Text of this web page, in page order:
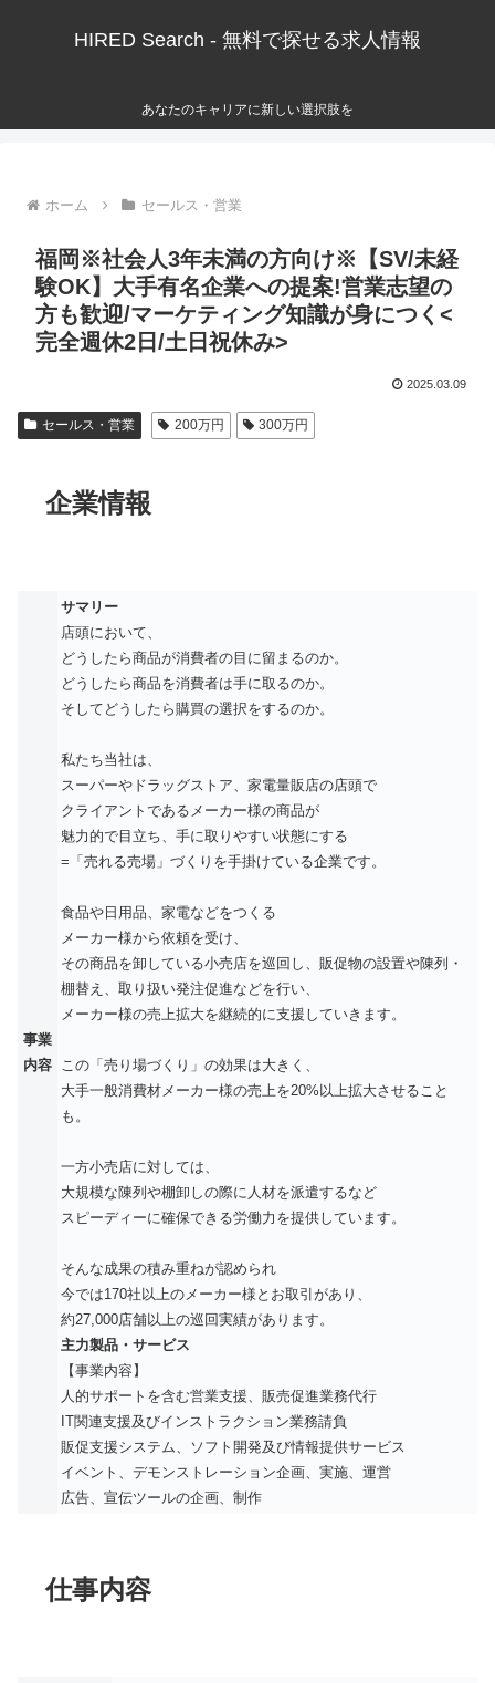
HIRED Search - 無料で探せる求人情報
あなたのキャリアに新しい選択肢を
ホーム セールス・営業
福岡※社会人3年未満の方向け※【SV/未経
験OK】大手有名企業への提案!営業志望の
方も歓迎/マーケティング知識が身につく<
完全週休2日/土日祝休み>
2025.03.09
セールス・営業 200万円 300万円
企業情報
事業
内容
サマリー
店頭において、
どうしたら商品が消費者の目に留まるのか。
どうしたら商品を消費者は手に取るのか。
そしてどうしたら購買の選択をするのか。
私たち当社は、
スーパーやドラッグストア、家電量販店の店頭で
クライアントであるメーカー様の商品が
魅力的で目立ち、手に取りやすい状態にする
=「売れる売場」づくりを手掛けている企業です。
食品や日用品、家電などをつくる
メーカー様から依頼を受け、
その商品を卸している小売店を巡回し、販促物の設置や陳列・
棚替え、取り扱い発注促進などを行い、
メーカー様の売上拡大を継続的に支援していきます。
この「売り場づくり」の効果は大きく、
大手一般消費材メーカー様の売上を20%以上拡大させること
も。
一方小売店に対しては、
大規模な陳列や棚卸しの際に人材を派遣するなど
スピーディーに確保できる労働力を提供しています。
そんな成果の積み重ねが認められ
今では170社以上のメーカー様とお取引があり、
約27,000店舗以上の巡回実績があります。
主力製品・サービス
【事業内容】
人的サポートを含む営業支援、販売促進業務代行
IT関連支援及びインストラクション業務請負
販促支援システム、ソフト開発及び情報提供サービス
イベント、デモンストレーション企画、実施、運営
広告、宣伝ツールの企画、制作
仕事内容